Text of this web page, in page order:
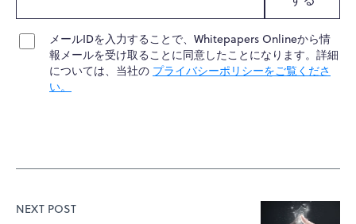
メールIDを入力することで、Whitepapers Onlineから情
報メールを受け取ることに同意したことになります。詳細
については、当社の プライバシーポリシーをご覧くださ
い。
NEXT POST